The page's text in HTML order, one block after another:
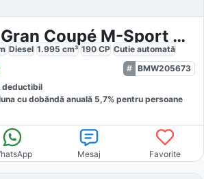
BMW 420d Gran Coupé M-Sport Pro
Diesel 1.995 cm³ 190 CP Cutie automată
BMW205673
deductibil
cu dobăndă anuală 5,7% pentru persoane
Mesaj Favorite